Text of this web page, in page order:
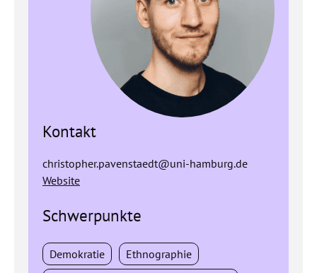
Kontakt
christopher.pavenstaedt@uni-hamburg.de
Website
Schwerpunkte
Demokratie
Ethnographie